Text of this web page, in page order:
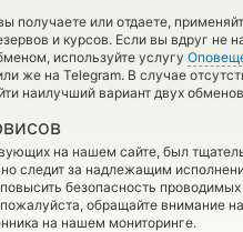
получаете или отдаете,
и курсов. Если вы вдруг не
используйте услугу
же на Telegram. В случае
наилучший вариант двух
на нашем сайте, был
следит за надлежащим
безопасность
обращайте внимание
на нашем мониторинге.